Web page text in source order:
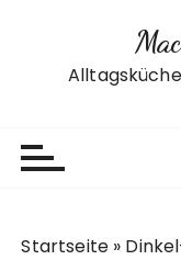
Startseite »